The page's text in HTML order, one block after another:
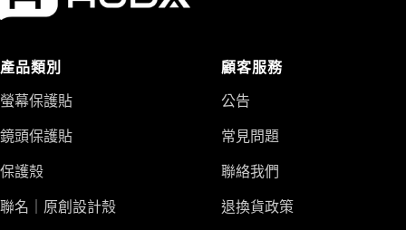
產品類別
螢幕保護貼
鏡頭保護貼
保護殼
聯名｜原創設計殼
顧客服務
公告
常見問題
聯絡我們
退換貨政策